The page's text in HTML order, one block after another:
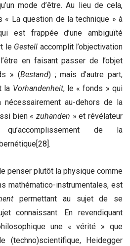
mode d’être. Au lieu de cela,
« La question de la technique » à
est frappée d’une ambiguïté
le Gestell accomplit l’objectivation
en faisant passer de l’objet
» (Bestand) ; mais d’autre part,
la Vorhandenheit, le « fonds » qui
nécessairement au-dehors de la
bien « zuhanden » et révélateur
qu’accomplissement de la
[28] .
penser plutôt la physique comme
mathématico-instrumentales, est
permettant au sujet de se
connaissant. En revendiquant
une « vérité » que
(techno)scientifique, Heidegger